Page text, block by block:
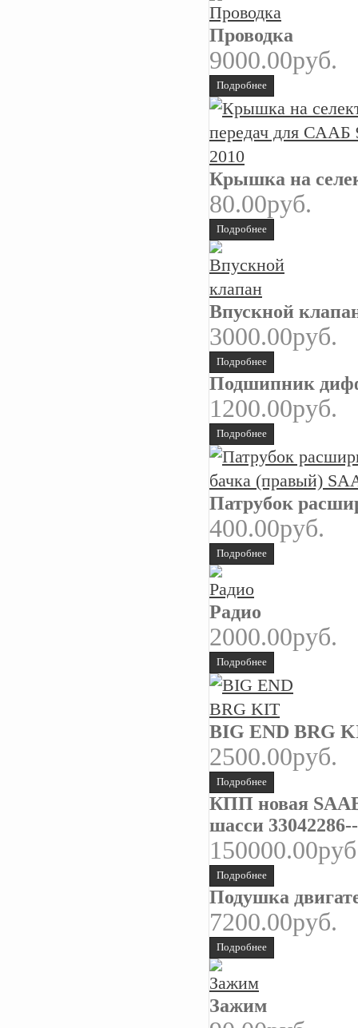
Проводка
9000.00руб.
Подробнее
Крышка на
80.00руб.
Подробнее
Впускной
3000.00руб.
Подробнее
Подшипник
1200.00руб.
Подробнее
Патрубок
400.00руб.
Подробнее
Радио
2000.00руб.
Подробнее
BIG END BRG
2500.00руб.
Подробнее
КПП новая SAAB
шасси
Подробнее
Подушка
7200.00руб.
Подробнее
Зажим